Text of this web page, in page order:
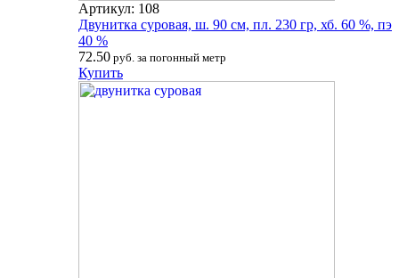
Артикул: 108
Двунитка суровая, ш. 90 см, пл. 230 гр, хб. 60 %, пэ
40 %
72.50 руб. за погонный метр
Купить